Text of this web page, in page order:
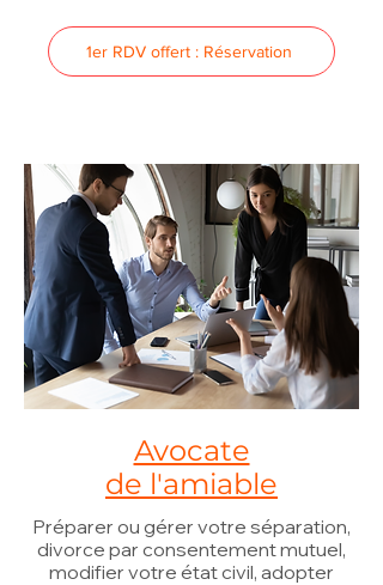
1er RDV offert : Réservation
Avocate
de l'amiable
Préparer ou gérer votre séparation,
divorce par consentement mutuel,
modifier votre état civil, adopter